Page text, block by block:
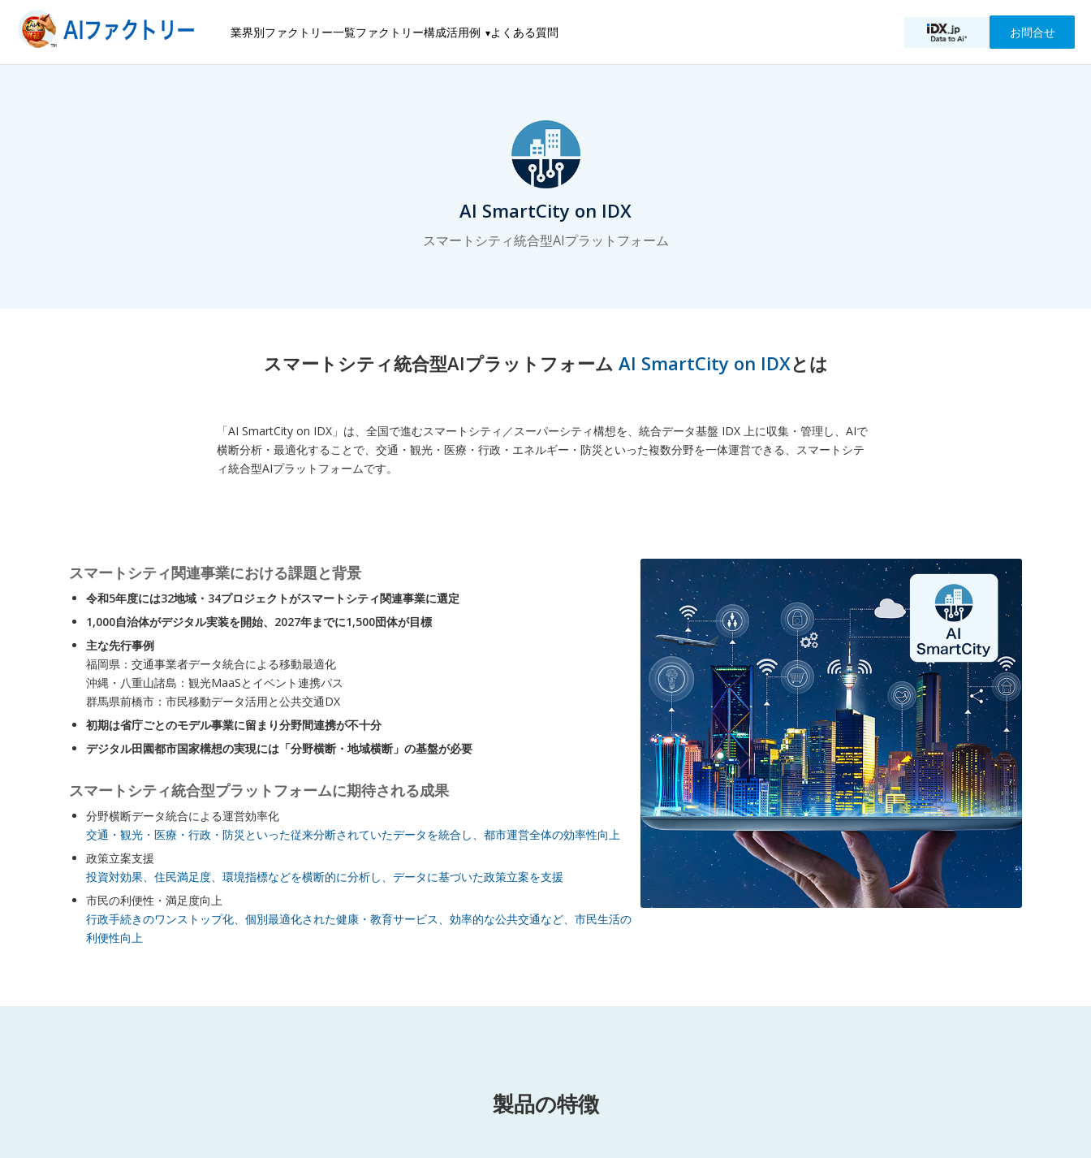
業界別ファクトリー一覧ファクトリー構成活用例 よくある質問 お問合せ
AI SmartCity on IDX
スマートシティ統合型AIプラットフォーム
スマートシティ統合型AIプラットフォーム AI SmartCity on IDXとは
「AI SmartCity on IDX」は、全国で進むスマートシティ／スーパーシティ構想を、統合データ基盤 IDX 上に収集・管理し、AIで
横断分析・最適化することで、交通・観光・医療・行政・エネルギー・防災といった複数分野を一体運営できる、スマートシテ
ィ統合型AIプラットフォームです。
スマートシティ関連事業における課題と背景
令和5年度には32地域・34プロジェクトがスマートシティ関連事業に選定
1,000自治体がデジタル実装を開始、2027年までに1,500団体が目標
主な先行事例
福岡県：交通事業者データ統合による移動最適化
沖縄・八重山諸島：観光MaaSとイベント連携パス
群馬県前橋市：市民移動データ活用と公共交通DX
初期は省庁ごとのモデル事業に留まり分野間連携が不十分
デジタル田園都市国家構想の実現には「分野横断・地域横断」の基盤が必要
スマートシティ統合型プラットフォームに期待される成果
分野横断データ統合による運営効率化
交通・観光・医療・行政・防災といった従来分断されていたデータを統合し、都市運営全体の効率性向上
政策立案支援
投資対効果、住民満足度、環境指標などを横断的に分析し、データに基づいた政策立案を支援
市民の利便性・満足度向上
行政手続きのワンストップ化、個別最適化された健康・教育サービス、効率的な公共交通など、市民生活の
利便性向上
製品の特徴